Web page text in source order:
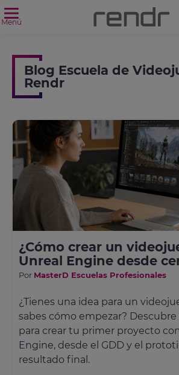
Menú
Blog Escuela de
Rendr
¿Cómo crear un
Unreal Engine desde
Por MasterD Escuelas Profesionales
¿Tienes una idea para un
sabes cómo empezar? Descubre
para crear tu primer proyecto
Engine, desde el GDD y el
resultado final.